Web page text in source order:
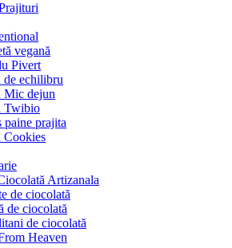
vegană
Pivert
de echilibru
Mic dejun
Twibio
paine prajita
Cookies
Artizanala
de ciocolată
de ciocolată
de ciocolată
Heaven